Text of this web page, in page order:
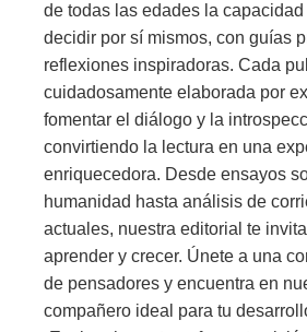
de todas las edades la
decidir por sí mismos, con guías
reflexiones inspiradoras. Cada
cuidadosamente elaborada por
fomentar el diálogo y la
convirtiendo la lectura en una
enriquecedora. Desde ensayos
humanidad hasta análisis de
actuales, nuestra editorial te
aprender y crecer. Únete a una
de pensadores y encuentra en
compañero ideal para tu